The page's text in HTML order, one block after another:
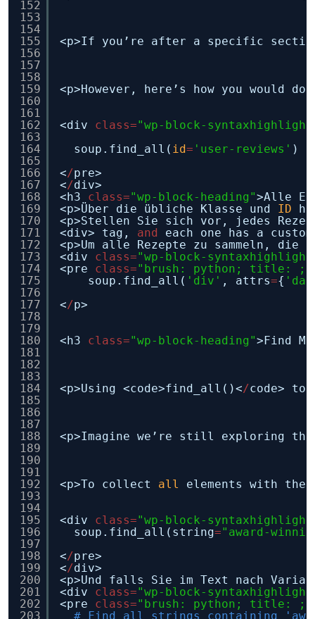
152
153
154
155
156
157
158
159
160
161
162
163
164
165
166
167
168
169
170
171
172
173
174
175
176
177
178
179
180
181
182
183
184
185
186
187
188
189
190
191
192
193
194
195
196
197
198
199
200
201
202
203
<p>If you’re after a specific
<p>However, here’s how you would
<div class="wp-block-
soup.find_all( id= 'user-reviews' )
</pre>
</div>
<h3 class="wp-block-heading">Alle
<p>Über die übliche Klasse und ID
<p>Stellen Sie sich vor, jedes
<div> tag, and
each one has a
<p>Um alle Rezepte zu sammeln,
<div class="wp-block-
<pre class="brush: python; title: ;
soup.find_all( 'div' , attrs={
</p>
<h3 class="wp-block-heading">Find
<p>Using <code>find_all()</code>
<p>Imagine we’re still exploring
<p>To collect all elements with the
<div class="wp-block-
soup.find_all(string="award-
</pre>
</div>
<p>Und falls Sie im Text nach
<div class="wp-block-
<pre class="brush: python; title: ;
# Find all strings containing